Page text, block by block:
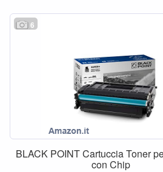
6
BLACK POINT Cartuccia Toner
con Chip